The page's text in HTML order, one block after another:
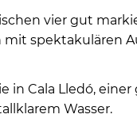
vier gut
spektakulären
in Cala Lledó,
Wasser.